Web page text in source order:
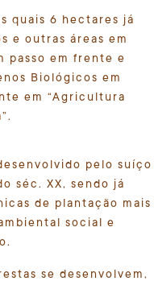
quais 6 hectares já
e outras áreas em
passo em frente e
Biológicos em
em “Agricultura
pelo suíço
séc. XX, sendo já
de plantação mais
social e
se desenvolvem,